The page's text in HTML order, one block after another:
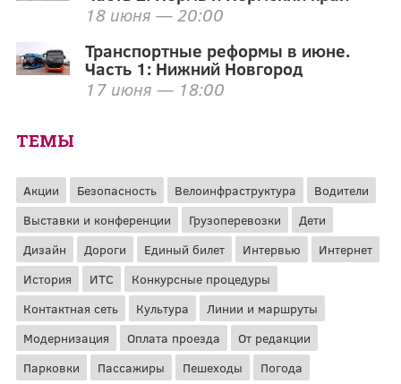
18 июня — 20:00
Транспортные реформы в июне.
Часть 1: Нижний Новгород
17 июня — 18:00
ТЕМЫ
Акции Безопасность Велоинфраструктура
Водители
Выставки и конференции
Грузоперевозки
Дети
Дизайн
Дороги Единый билет Интервью
Интернет
История
ИТС
Конкурсные процедуры
Контактная сеть
Культура
Линии и маршруты
Модернизация
Оплата проезда
От редакции
Парковки
Пассажиры Пешеходы Погода